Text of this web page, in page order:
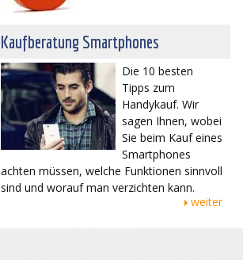
Kaufberatung Smartphones
Die 10 besten
Tipps zum
Handykauf. Wir
sagen Ihnen, wobei
Sie beim Kauf eines
Smartphones
achten müssen, welche Funktionen sinnvoll
sind und worauf man verzichten kann.
weiter